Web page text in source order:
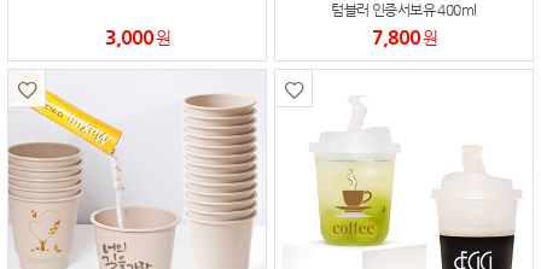
3,000원
텀블러 인증서보유 400ml
7,800원